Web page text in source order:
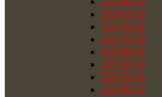
215/65/16
215/70/16
215/75/16
215/80/16
225/50/16
225/55/16
225/60/16